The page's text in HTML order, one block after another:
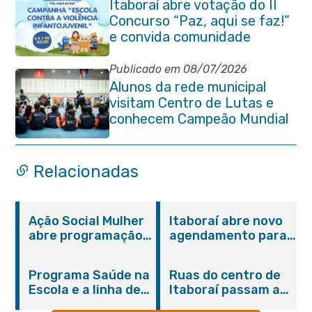
Itaboraí abre votação do II
Concurso “Paz, aqui se faz!”
e convida comunidade
Publicado em 08/07/2026
Alunos da rede municipal
visitam Centro de Lutas e
conhecem Campeão Mundial
de Taekwondo
Relacionadas
Ação Social Mulher
abre programação
serviços gratuitos e
orientações
Itaboraí abre novo
agendamento para
Programa Saúde na
Escola e a linha de
Ruas do centro de
Itaboraí passam a